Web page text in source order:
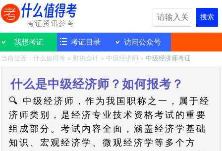
搜索
我想考证 考证目录 访问公众号
当前位置：什么值得考 » 财税会计 » 中级经济师 »中级经济师考证
什么是中级经济师？如何报考？
🔍 中级经济师，作为我国职称之一，属于经
济师类别，是经济专业技术资格考试的重要
组成部分。考试内容全面，涵盖经济学基础
知识、宏观经济学、微观经济学等多个方